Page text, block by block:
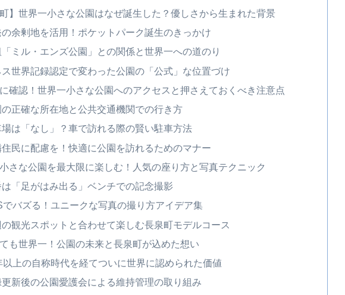
町】世界一小さな公園はなぜ誕生した？優しさから生まれた背景
の余剰地を活用！ポケットパーク誕生のきっかけ
「ミル・エンズ公園」との関係と世界一への道のり
ス世界記録認定で変わった公園の「公式」な位置づけ
確認！世界一小さな公園へのアクセスと押さえておくべき注意点
正確な所在地と公共交通機関での行き方
は「なし」？車で訪れる際の賢い駐車方法
民に配慮を！快適に公園を訪れるためのマナー
さな公園を最大限に楽しむ！人気の座り方と写真テクニック
は「足がはみ出る」ベンチでの記念撮影
でバズる！ユニークな写真の撮り方アイデア集
の観光スポットと合わせて楽しむ長泉町モデルコース
も世界一！公園の未来と長泉町が込めた想い
以上の自称時代を経てついに世界に認められた価値
新後の公園愛護会による維持管理の取り組み